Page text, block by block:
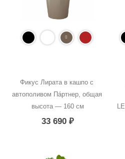
Фикус Лирата в кашпо с
автополивом Пáртнер, общая
высота — 160 см
33 690₽